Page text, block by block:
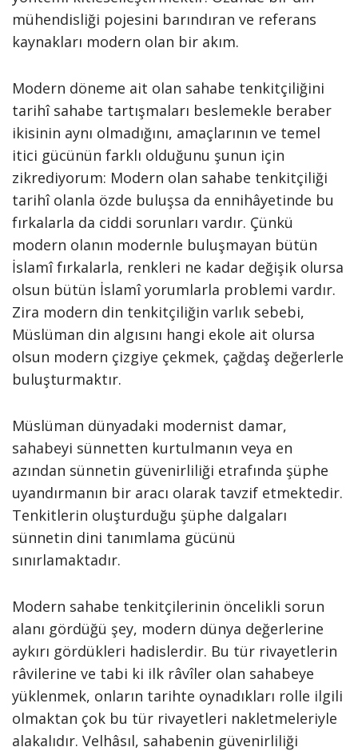
mühendisliği pojesini barındıran ve referans
kaynakları modern olan bir akım.
Modern döneme ait olan sahabe tenkitçiliğini
tarihî sahabe tartışmaları beslemekle beraber
ikisinin aynı olmadığını, amaçlarının ve temel
itici gücünün farklı olduğunu şunun için
zikrediyorum: Modern olan sahabe tenkitçiliği
tarihî olanla özde buluşsa da ennihâyetinde bu
fırkalarla da ciddi sorunları vardır. Çünkü
modern olanın modernle buluşmayan bütün
İslamî fırkalarla, renkleri ne kadar değişik olursa
olsun bütün İslamî yorumlarla problemi vardır.
Zira modern din tenkitçiliğin varlık sebebi,
Müslüman din algısını hangi ekole ait olursa
olsun modern çizgiye çekmek, çağdaş değerlerle
buluşturmaktır.
Müslüman dünyadaki modernist damar,
sahabeyi sünnetten kurtulmanın veya en
azından sünnetin güvenirliliği etrafında şüphe
uyandırmanın bir aracı olarak tavzif etmektedir.
Tenkitlerin oluşturduğu şüphe dalgaları
sünnetin dini tanımlama gücünü
sınırlamaktadır.
Modern sahabe tenkitçilerinin öncelikli sorun
alanı gördüğü şey, modern dünya değerlerine
aykırı gördükleri hadislerdir. Bu tür rivayetlerin
râvilerine ve tabi ki ilk râvîler olan sahabeye
yüklenmek, onların tarihte oynadıkları rolle ilgili
olmaktan çok bu tür rivayetleri nakletmeleriyle
alakalıdır. Velhâsıl, sahabenin güvenirliliği